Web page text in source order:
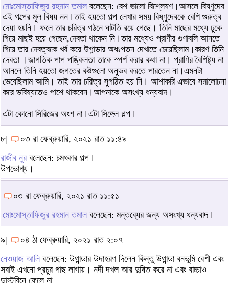
মোঃমোস্তাফিজুর রহমান তমাল বলেছেন: বেশ ভালো বিশ্লেষণ।আসলে বিষ্ণুদেব
এই গল্পের মূল বিষয় নন।তাই হয়তো গল্প লেখার সময় বিষ্ণুদেবকে বেশি গুরুত্ব
দেয়া হয়নি। ফলে তার চরিত্র গঠনে ঘাটতি রয়ে গেছে। তিনি মাছের মধ্যে ঢুকে
গিয়ে মাছই হয়ে গেছেন,দেবতা থাকেন নি।তার মধ্যেও প্রাণীর গুণাবলি আনতে
গিয়ে তার দেবত্বকে খর্ব করে উগান্ডার অধঃপতন দেখাতে চেয়েছিলাম।কারণ তিনি
দেবতা ।জাগতিক পাপ পঙ্কিলতা তাকে স্পর্শ করার কথা না। প্রাণির বৈশিষ্ট্য না
আনলে তিনি হয়তো জগতের কষ্টগুলো অনুভব করতে পারতেন না।এমনটা
ভেবেছিলাম আমি। তাই তার চরিত্র সুগঠিত হয় নি। আশাকরি এভাবে সমালোচনা
করে ভবিষ্যতেও পাশে থাকবেন।আপনাকে অসংখ্য ধন্যবাদ।
এটা কোনো সিরিজের অংশ না।এটা সিঙ্গেল গল্প।
৮|
০৩ রা ফেব্রুয়ারি, ২০২১ রাত ১১:৪৯
রাজীব নুর বলেছেন: চমৎকার গল্প।
উপভোগ্য।
০৩ রা ফেব্রুয়ারি, ২০২১ রাত ১১:৫১
মোঃমোস্তাফিজুর রহমান তমাল বলেছেন: মন্তব্যের জন্য অসংখ্য ধন্যবাদ।
৯|
০৪ ঠা ফেব্রুয়ারি, ২০২১ রাত ২:০৭
নেওয়াজ আলি বলেছেন: উগান্ডার উদাহরণ দিলেন কিন্তু উগান্ডা বনভূমি বেশী এবং
সবাই এখনো প্রচুর গাছ লাগায়। নদী দখল আর দুষিত করে না এবং বাচ্চাও
ডাস্টবিনে ফেলে না